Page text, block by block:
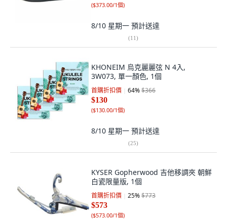
($373.00/1個)
8/10 星期一 預計送達
(11)
KHONEIM 烏克麗麗弦 N 4入,
3W073, 單一顏色, 1個
首購折扣價 64%$366
$130
($130.00/1個)
8/10 星期一 預計送達
(25)
KYSER Gopherwood 吉他移調夾 朝鮮
白瓷限量版, 1個
首購折扣價 25%$773
$573
($573.00/1個)